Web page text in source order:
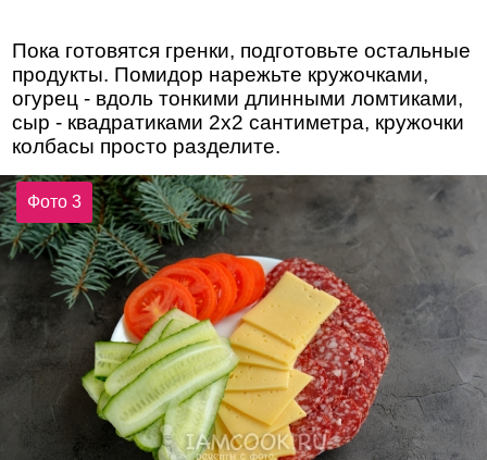
Пока готовятся гренки, подготовьте остальные
продукты. Помидор нарежьте кружочками,
огурец - вдоль тонкими длинными ломтиками,
сыр - квадратиками 2х2 сантиметра, кружочки
колбасы просто разделите.
Фото 3